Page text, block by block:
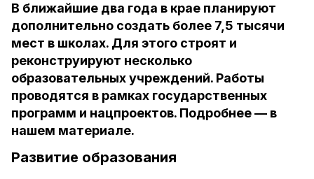
В ближайшие два года в крае планируют
дополнительно создать более 7,5 тысячи
мест в школах. Для этого строят и
реконструируют несколько
образовательных учреждений. Работы
проводятся в рамках государственных
программ и нацпроектов. Подробнее — в
нашем материале.
Развитие образования